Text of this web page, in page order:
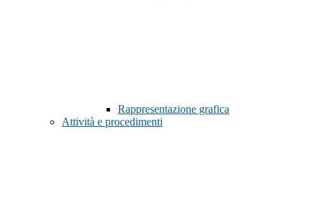
Rappresentazione grafica
Attività e procedimenti